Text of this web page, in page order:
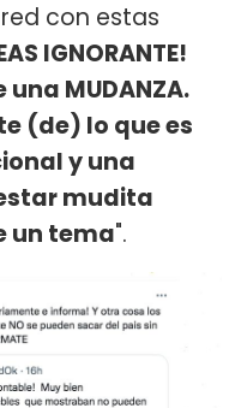
con estas
IGNORANTE!
MUDANZA.
(de) lo que es
y una
mudita
un tema".